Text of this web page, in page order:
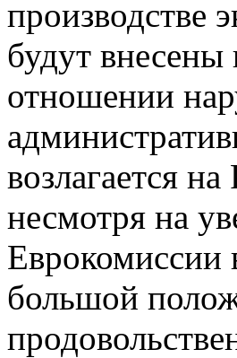
производстве
будут
отношении
возлагается
несмотря на
Еврокомиссии
большой